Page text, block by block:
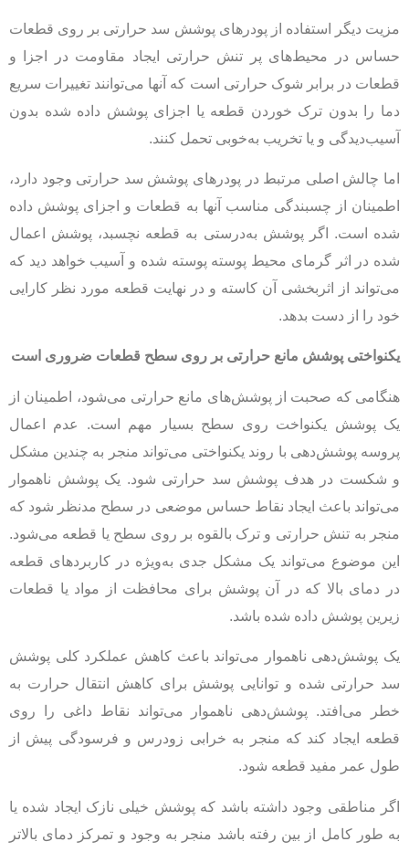
مزیت دیگر استفاده از پودرهای پوشش سد حرارتی بر روی قطعات
حساس در محیط‌های پر تنش حرارتی ایجاد مقاومت در اجزا و
قطعات در برابر شوک حرارتی است که آنها می‌توانند تغییرات سریع
دما را بدون ترک خوردن قطعه یا اجزای پوشش داده شده بدون
آسیب‌دیدگی و یا تخریب به‌خوبی تحمل کنند.
اما چالش اصلی مرتبط در پودرهای پوشش سد حرارتی وجود دارد،
اطمینان از چسبندگی مناسب آنها به قطعات و اجزای پوشش داده
شده است. اگر پوشش به‌درستی به قطعه نچسبد، پوشش اعمال
شده در اثر گرمای محیط پوسته پوسته شده و آسیب خواهد دید که
می‌تواند از اثربخشی آن کاسته و در نهایت قطعه مورد نظر کارایی
خود را از دست بدهد.
یکنواختی پوشش مانع حرارتی بر روی سطح قطعات ضروری است
هنگامی که صحبت از پوشش‌های مانع حرارتی می‌شود، اطمینان از
یک پوشش یکنواخت روی سطح بسیار مهم است. عدم اعمال
پروسه پوشش‌دهی با روند یکنواختی می‌تواند منجر به چندین مشکل
و شکست در هدف پوشش سد حرارتی شود. یک پوشش ناهموار
می‌تواند باعث ایجاد نقاط حساس موضعی در سطح مدنظر شود که
منجر به تنش حرارتی و ترک بالقوه بر روی سطح یا قطعه می‌شود.
این موضوع می‌تواند یک مشکل جدی به‌ویژه در کاربردهای قطعه
در دمای بالا که در آن پوشش برای محافظت از مواد یا قطعات
زیرین پوشش داده شده باشد.
یک پوشش‌دهی ناهموار می‌تواند باعث کاهش عملکرد کلی پوشش
سد حرارتی شده و توانایی پوشش برای کاهش انتقال حرارت به
خطر می‌افتد. پوشش‌دهی ناهموار می‌تواند نقاط داغی را روی
قطعه ایجاد کند که منجر به خرابی زودرس و فرسودگی پیش از
طول عمر مفید قطعه شود.
اگر مناطقی وجود داشته باشد که پوشش خیلی نازک ایجاد شده یا
به طور کامل از بین رفته باشد منجر به وجود و تمرکز دمای بالاتر